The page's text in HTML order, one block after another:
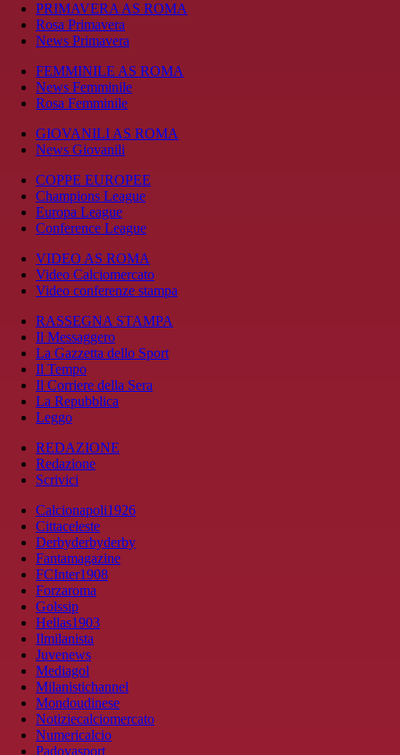
PRIMAVERA AS ROMA
Rosa Primavera
News Primavera
FEMMINILE AS ROMA
News Femminile
Rosa Femminile
GIOVANILI AS ROMA
News Giovanili
COPPE EUROPEE
Champions League
Europa League
Conference League
VIDEO AS ROMA
Video Calciomercato
Video conferenze stampa
RASSEGNA STAMPA
Il Messaggero
La Gazzetta dello Sport
Il Tempo
Il Corriere della Sera
La Repubblica
Leggo
REDAZIONE
Redazione
Scrivici
Calcionapoli1926
Cittaceleste
Derbyderbyderby
Fantamagazine
FCInter1908
Forzaroma
Golssip
Hellas1903
Ilmilanista
Juvenews
Mediagol
Milanistichannel
Mondoudinese
Notiziecalciomercato
Numericalcio
Padovasport